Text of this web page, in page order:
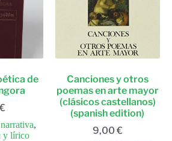
de
€
,
y lírico
Canciones y otros
poemas en arte mayor
(clásicos castellanos)
(spanish edition)
9,00 €